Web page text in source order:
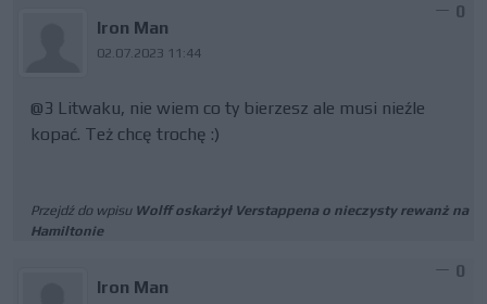
Iron Man
02.07.2023 11:44
0
@3 Litwaku, nie wiem co ty bierzesz ale musi nieźle
kopać. Też chcę trochę :)
Przejdź do wpisu Wolff oskarżył Verstappena o nieczysty rewanż na
Hamiltonie
Iron Man
0